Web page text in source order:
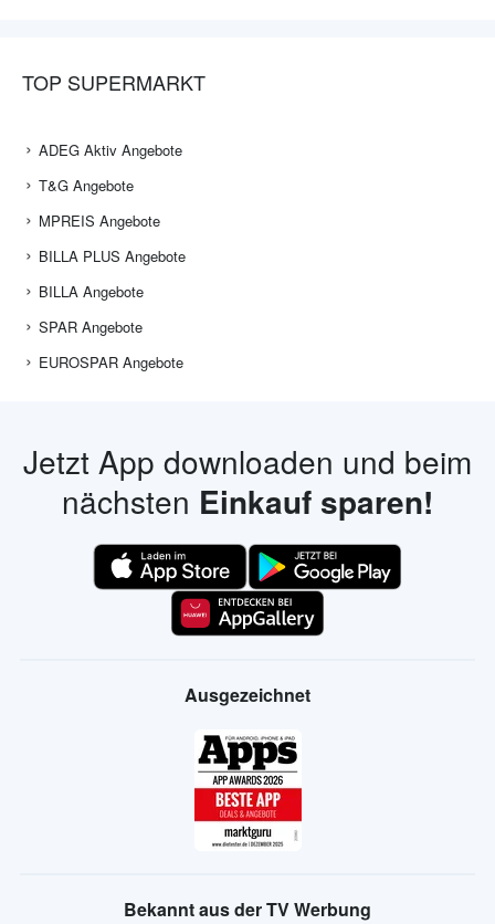
TOP SUPERMARKT
ADEG Aktiv Angebote
T&G Angebote
MPREIS Angebote
BILLA PLUS Angebote
BILLA Angebote
SPAR Angebote
EUROSPAR Angebote
Jetzt App downloaden und beim
nächsten Einkauf sparen!
Ausgezeichnet
Bekannt aus der TV Werbung